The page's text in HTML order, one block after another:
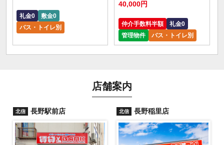
礼金0
敷金0
バス・トイレ別
40,000円
仲介手数料半額
礼金0
管理物件
バス・トイレ別
店舗案内
北信 長野駅前店 北信 長野稲里店